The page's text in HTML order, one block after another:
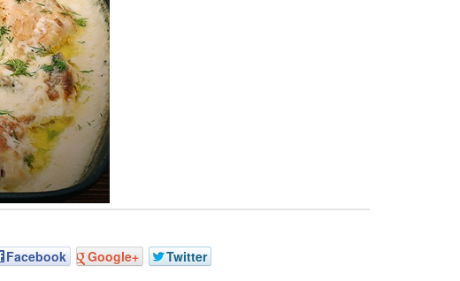
Facebook Google+ Twitter